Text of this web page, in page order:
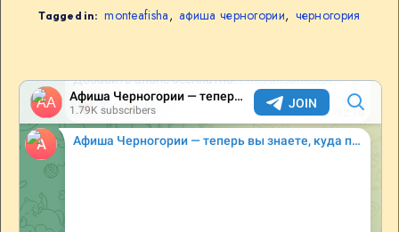
Tagged in: monteafisha, афиша черногории, черногория